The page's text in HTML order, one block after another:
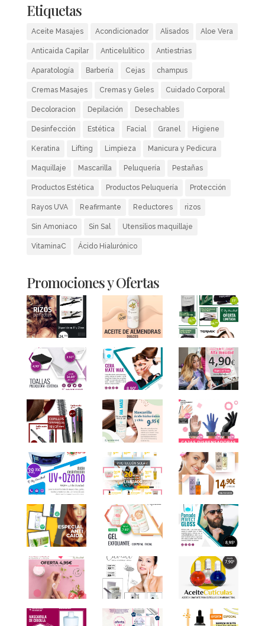
Etiquetas
Aceite Masajes Acondicionador Alisados Aloe Vera
Anticaida Capilar Anticelulítico Antiestrias
Aparatología Barbería Cejas champus
Cremas Masajes Cremas y Geles Cuidado Corporal
Decoloracion Depilación Desechables
Desinfección Estética Facial Granel Higiene
Keratina Lifting Limpieza Manicura y Pedicura
Maquillaje Mascarilla Peluquería Pestañas
Productos Estética Productos Peluquería Protección
Rayos UVA Reafirmante Reductores rizos
Sin Amoniaco Sin Sal Utensilios maquillaje
VitaminaC Ácido Hialurónico
Promociones y Ofertas